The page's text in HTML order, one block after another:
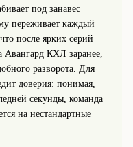
под занавес
переживает каждый
после ярких серий
Авангард КХЛ заранее,
разворота. Для
доверия: понимая,
секунды, команда
на нестандартные